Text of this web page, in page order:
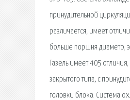
принудительной
различается, имеет
больше поршня диаметр,
Газель имеет 405
закрытого типа, с
головки блока. Система